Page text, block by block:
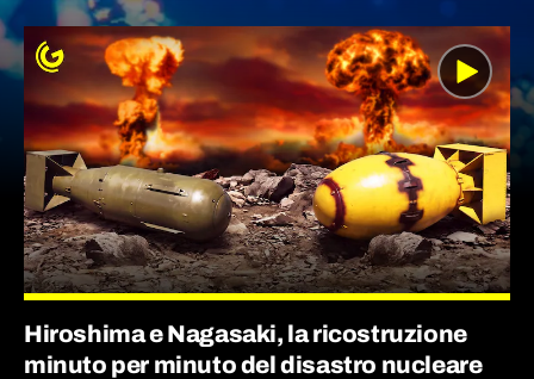
Hiroshima e Nagasaki, la ricostruzione
minuto per minuto del disastro nucleare